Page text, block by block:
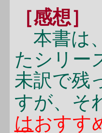
［感想］
本書は
たシリー
未訳で残
すが、そ
はおすす